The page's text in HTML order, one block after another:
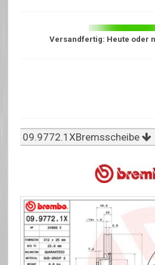
Versandfertig: Heute oder
09.9772.1XBremsscheibe